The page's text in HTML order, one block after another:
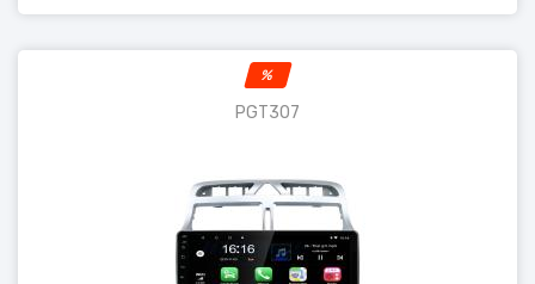
%
PGT307